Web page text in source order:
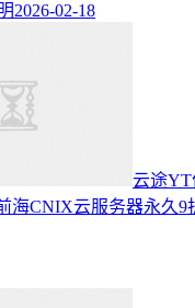
2026-02-18
云途YT
海CNIX云服务器永久9